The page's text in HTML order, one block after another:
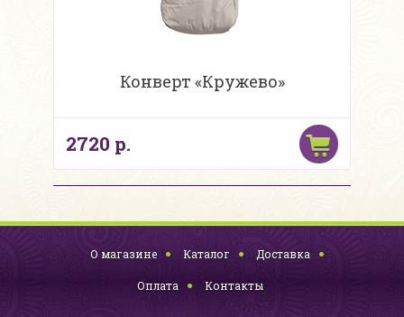
Конверт «Кружево»
2720 р.
О магазине Каталог Доставка
Оплата Контакты